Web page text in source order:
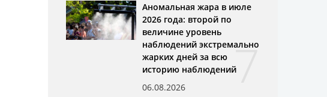
7
Аномальная жара в июле
2026 года: второй по
величине уровень
наблюдений экстремально
жарких дней за всю
историю наблюдений
06.08.2026